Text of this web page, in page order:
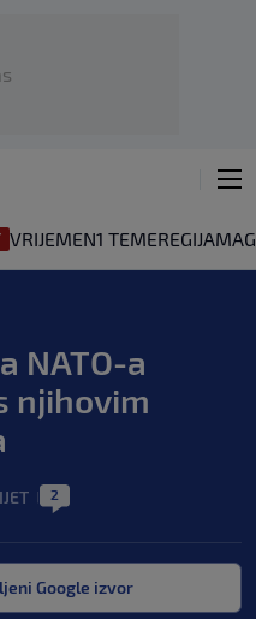
VRIJEMEN1 TEMEREGIJA
NATO-a
njihovim
2
Google izvor